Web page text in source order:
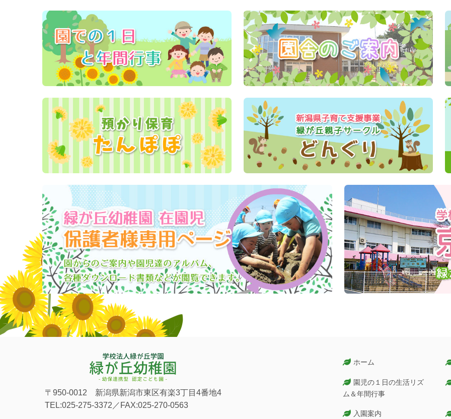
〒950-0012 新潟県新潟市東区有楽3丁目4番地4
TEL:025-275-3372／FAX:025-270-0563
ホーム
園児の１日の生活リズ
ム＆年間行事
入園案内